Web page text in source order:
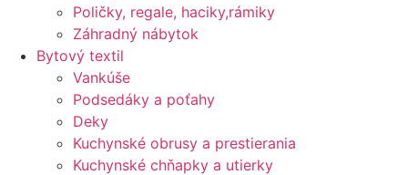
Poličky, regale, haciky,rámiky
Záhradný nábytok
Bytový textil
Vankúše
Podsedáky a poťahy
Deky
Kuchynské obrusy a prestierania
Kuchynské chňapky a utierky